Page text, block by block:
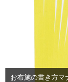
お布施の書き方